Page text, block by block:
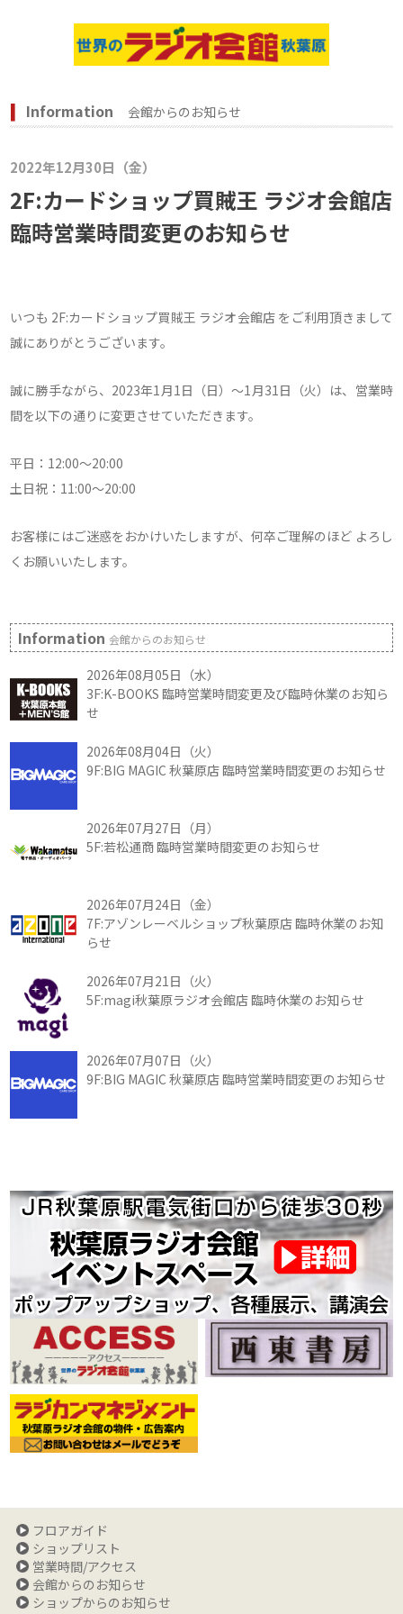
Information 会館からのお知らせ
2022年12月30日（金）
2F:カードショップ買賊王 ラジオ会館店
臨時営業時間変更のお知らせ
いつも 2F:カードショップ買賊王 ラジオ会館店 をご利用頂きまして
誠にありがとうございます。
誠に勝手ながら、2023年1月1日（日）～1月31日（火）は、営業時
間を以下の通りに変更させていただきます。
平日：12:00～20:00
土日祝：11:00～20:00
お客様にはご迷惑をおかけいたしますが、何卒ご理解のほど よろし
くお願いいたします。
Information会館からのお知らせ
2026年08月05日（水）
3F:K-BOOKS 臨時営業時間変更及び臨時休業のお知ら
せ
2026年08月04日（火）
9F:BIG MAGIC 秋葉原店 臨時営業時間変更のお知らせ
2026年07月27日（月）
5F:若松通商 臨時営業時間変更のお知らせ
2026年07月24日（金）
7F:アゾンレーベルショップ秋葉原店 臨時休業のお知
らせ
2026年07月21日（火）
5F:magi秋葉原ラジオ会館店 臨時休業のお知らせ
2026年07月07日（火）
9F:BIG MAGIC 秋葉原店 臨時営業時間変更のお知らせ
フロアガイド
ショップリスト
営業時間/アクセス
会館からのお知らせ
ショップからのお知らせ